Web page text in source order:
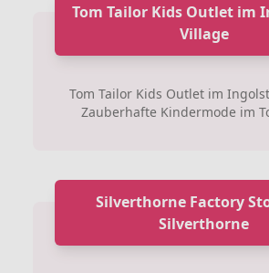
Tom Tailor Kids Outlet im
Village
Tom Tailor Kids Outlet im
Zauberhafte Kindermode im
Silverthorne Factory
Silverthorne